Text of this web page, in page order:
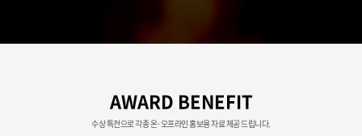
AWARD BENEFIT
수상 특전으로 각종 온·오프라인 홍보용 자료 제공 드립니다.